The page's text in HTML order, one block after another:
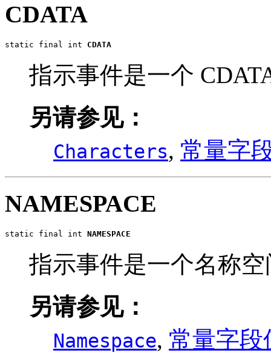
CDATA
static final int CDATA
指示事件是一个
另请参见：
Characters, 常量字
NAMESPACE
static final int NAMESPACE
指示事件是一个名称
另请参见：
Namespace, 常量字段